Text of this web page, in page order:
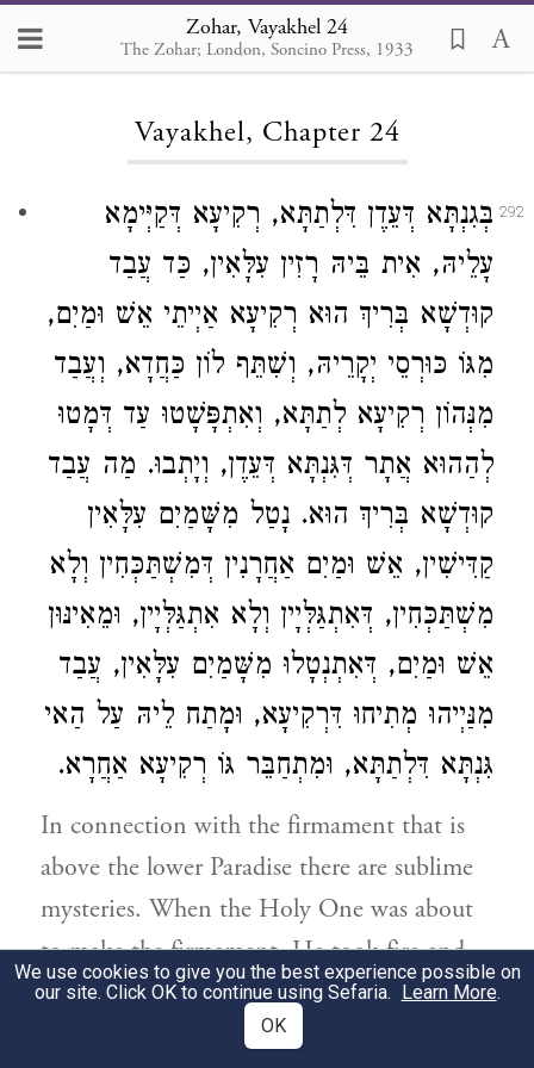
Zohar, Vayakhel 24
The Zohar; London, Soncino Press, 1933
Loading...
Vayakhel, Chapter 24
292 בְּגִנְתָּא דְּעֵדֶן דִּלְתַתָּא, רְקִיעָא דְּקַיְּימָא
עָלֵיהּ, אִית בֵּיהּ רָזִין עִלָּאִין, כַּד עֲבַד
קוּדְשָׁא בְּרִיךְ הוּא רְקִיעָא אַיְיתֵי אֵשׁ וּמַיִם,
מִגּוֹ כּוּרְסֵי יְקָרֵיהּ, וְשִׁתֵּף לוֹן כַּחֲדָא, וְעֲבַד
מִנְּהוֹן רְקִיעָא לְתַתָּא, וְאִתְפָּשָׁטוּ עַד דְּמָטוּ
לְהַהוּא אֲתָר דְּגִּנְתָּא דְּעֵדֶן, וְיָתְבוּ. מַה עֲבַד
קוּדְשָׁא בְּרִיךְ הוּא. נָטַל מִשָּׁמַיִם עִלָּאִין
קַדִּישִׁין, אֵשׁ וּמַיִם אַחֲרָנִין דְּמִשְׁתַּכְּחִין וְלָא
מִשְׁתַּכְּחִין, דְּאִתְגַּלְּיָין וְלָא אִתְגַּלְּיָין, וּמֵאִינּוּן
אֵשׁ וּמַיִם, דְּאִתְנְטָלוּ מִשָּׁמַיִם עִלָּאִין, עֲבַד
מִנַּיְיהוּ מְתִיחוּ דִּרְקִיעָא, וּמָתַח לֵיהּ עַל הַאי
גִּנְתָּא דִּלְתַתָּא, וּמִתְחַבֵּר גּוֹ רְקִיעָא אַחֲרָא.
In connection with the firmament that is
above the lower Paradise there are sublime
mysteries. When the Holy One was about
to make the firmament, He took fire and
water out of His Throne of Glory, fused
them into one, and out of them made the
We use cookies to give you the best experience possible on
our site. Click OK to continue using Sefaria. Learn More.
OK